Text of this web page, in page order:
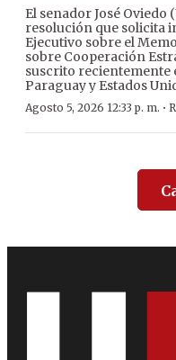
El senador José
resolución que solicita
Ejecutivo sobre el
sobre Cooperación
suscrito recientemente
Paraguay y Estados
Agosto 5, 2026 12:33 p. m. ·